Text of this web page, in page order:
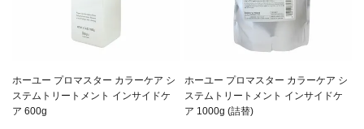
ホーユー プロマスター カラーケア シ
ステムトリートメント インサイドケ
ア 600g
ホーユー プロマスター カラーケア シ
ステムトリートメント インサイドケ
ア 1000g (詰替)